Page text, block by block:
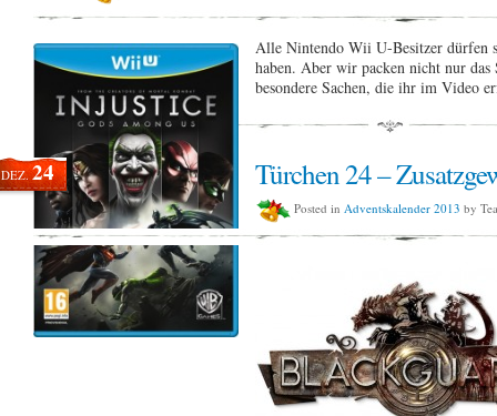
Alle Nintendo Wii U-Besitzer dürfen
haben. Aber wir packen nicht nur das
besondere Sachen, die ihr im Video
DEZ.24 Türchen 24 –
Posted in Adventskalender 2013 by